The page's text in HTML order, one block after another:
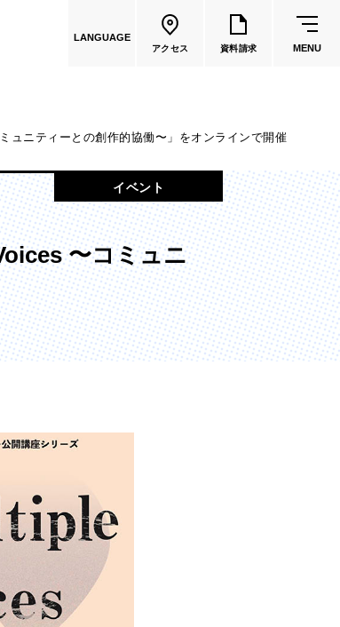
LANGUAGE
アクセス 資料請求 MENU
共通教育
教員一覧
国際文化学部
（2026年度募集停止）
カートゥーンコース
（仮称・構想中／2028年
度開設予定）
ュニティーとの創作的協働〜」をオンラインで開催
イベント
〜コミュニ